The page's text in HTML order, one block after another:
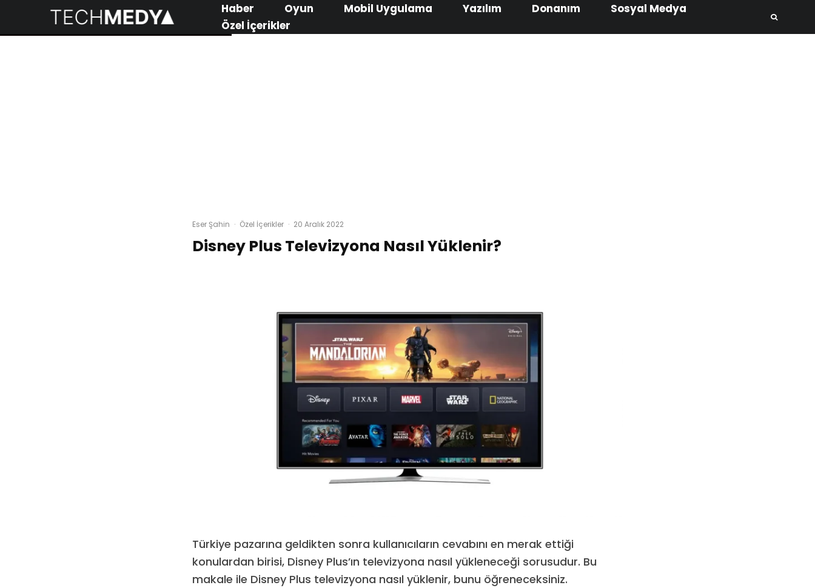
Haber Oyun Mobil Uygulama Yazılım Donanım
Sosyal Medya
Özel İçerikler
Eser Şahin · Özel İçerikler · 20 Aralık 2022
Disney Plus Televizyona Nasıl Yüklenir?
Türkiye pazarına geldikten sonra kullanıcıların cevabını en merak ettiği
konulardan birisi, Disney Plus’ın televizyona nasıl yükleneceği sorusudur. Bu
makale ile Disney Plus televizyona nasıl yüklenir, bunu öğreneceksiniz.